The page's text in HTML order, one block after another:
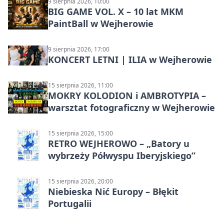
BIG GAME VOL. X – 10 lat MKM
PaintBall w Wejherowie
9 sierpnia 2026, 17:00
KONCERT LETNI | ILIA w Wejherowie
15 sierpnia 2026, 11:00
MOKRY KOLODION i AMBROTYPIA –
warsztat fotograficzny w Wejherowie
15 sierpnia 2026, 15:00
RETRO WEJHEROWO – „Batory u
wybrzeży Półwyspu Iberyjskiego”
15 sierpnia 2026, 20:00
Niebieska Nić Europy – Błękit
Portugalii